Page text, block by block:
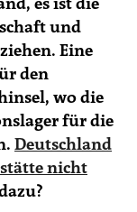
und
Eine
den
wo die
für die
Deutschland
nicht